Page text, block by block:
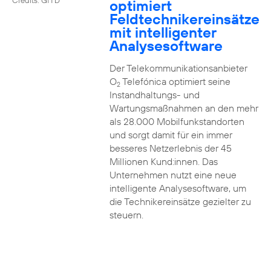
optimiert
Feldtechnikereinsätze
mit intelligenter
Analysesoftware
Der Telekommunikationsanbieter
O2Telefónica optimiert seine
Instandhaltungs- und
Wartungsmaßnahmen an den mehr
als 28.000 Mobilfunkstandorten
und sorgt damit für ein immer
besseres Netzerlebnis der 45
Millionen Kund:innen. Das
Unternehmen nutzt eine neue
intelligente Analysesoftware, um
die Technikereinsätze gezielter zu
steuern.